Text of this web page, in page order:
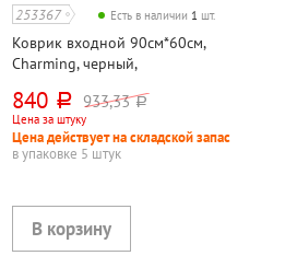
253367 Есть в наличии 1 шт.
Коврик входной 90см*60см,
Charming, черный,
840 руб. 933,33 руб.
Цена за штуку
Цена действует на складской запас
в упаковке 5 штук